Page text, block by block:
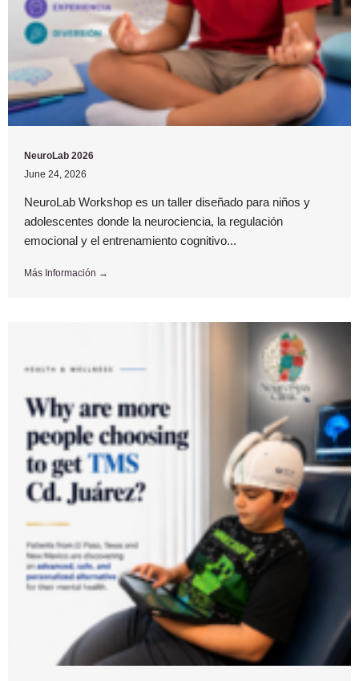
NeuroLab 2026
June 24, 2026
NeuroLab Workshop es un taller diseñado para niños y
adolescentes donde la neurociencia, la regulación
emocional y el entrenamiento cognitivo...
Más Información →